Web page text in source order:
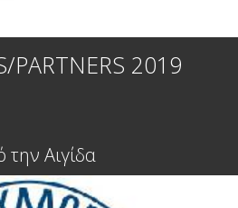
PARTNERS 2019
την Αιγίδα